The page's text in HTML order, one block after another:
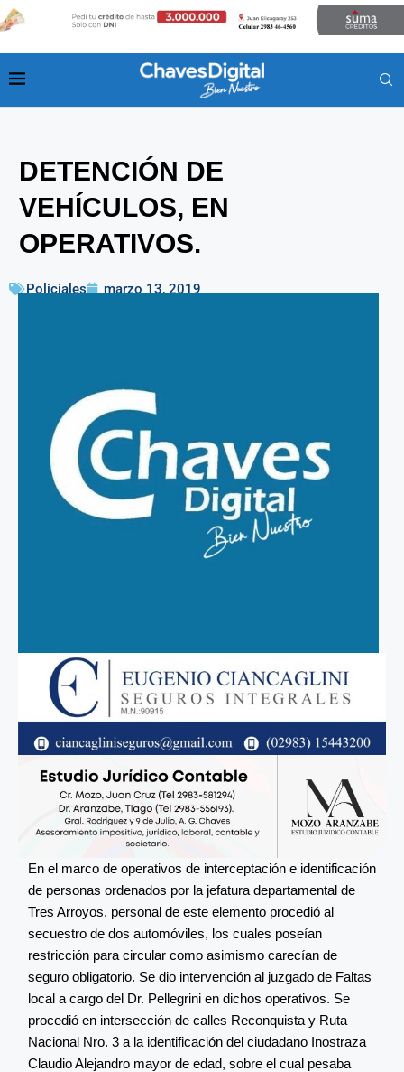
DETENCIÓN DE
VEHÍCULOS, EN
OPERATIVOS.
Policiales marzo 13, 2019
En el marco de operativos de interceptación e identificación
de personas ordenados por la jefatura departamental de
Tres Arroyos, personal de este elemento procedió al
secuestro de dos automóviles, los cuales poseían
restricción para circular como asimismo carecían de
seguro obligatorio. Se dio intervención al juzgado de Faltas
local a cargo del Dr. Pellegrini en dichos operativos. Se
procedió en intersección de calles Reconquista y Ruta
Nacional Nro. 3 a la identificación del ciudadano Inostraza
Claudio Alejandro mayor de edad, sobre el cual pesaba